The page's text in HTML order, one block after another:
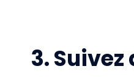
3.